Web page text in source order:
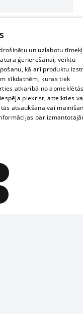
un uzlabotu
ģenerēšanai, veiktu
kā arī produktu
sīkdatnēm, kuras tiek
atkarībā no
piekrist, atteikties
atsaukšana vai
par